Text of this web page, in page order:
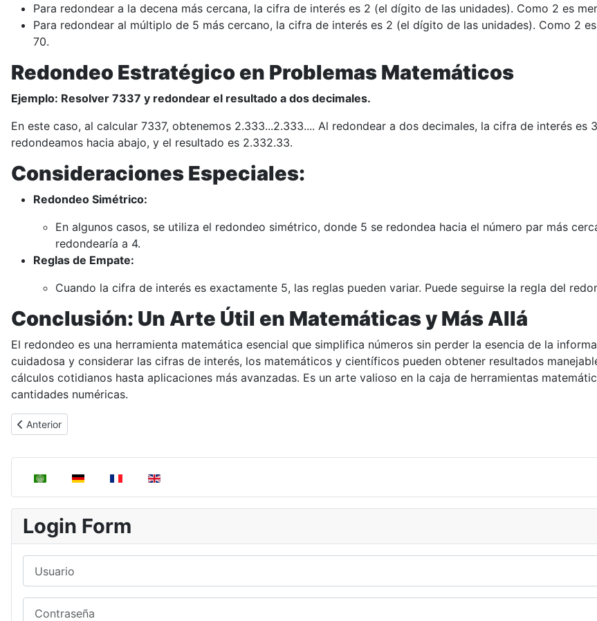
Seleccione su idioma
Login Form
Para redondear a la decena más cercana, la cifra de interés es 2 (el dígito de las unidades). Como 2 es
Para redondear al múltiplo de 5 más cercano, la cifra de interés es 2 (el dígito de las unidades). Como 2
70.
Redondeo Estratégico en Problemas Matemáticos
Ejemplo: Resolver 7337 y redondear el resultado a dos decimales.
En este caso, al calcular 7337, obtenemos 2.333...2.333.... Al redondear a dos decimales, la cifra de interés
redondeamos hacia abajo, y el resultado es 2.332.33.
Consideraciones Especiales:
Redondeo Simétrico:
En algunos casos, se utiliza el redondeo simétrico, donde 5 se redondea hacia el número par más
redondearía a 4.
Reglas de Empate:
Cuando la cifra de interés es exactamente 5, las reglas pueden variar. Puede seguirse la regla del
Conclusión: Un Arte Útil en Matemáticas y Más Allá
El redondeo es una herramienta matemática esencial que simplifica números sin perder la esencia de la
cuidadosa y considerar las cifras de interés, los matemáticos y científicos pueden obtener resultados
cálculos cotidianos hasta aplicaciones más avanzadas. Es un arte valioso en la caja de herramientas
cantidades numéricas.
Artículo anterior: Cálculos utilizando cifras significativas
Anterior